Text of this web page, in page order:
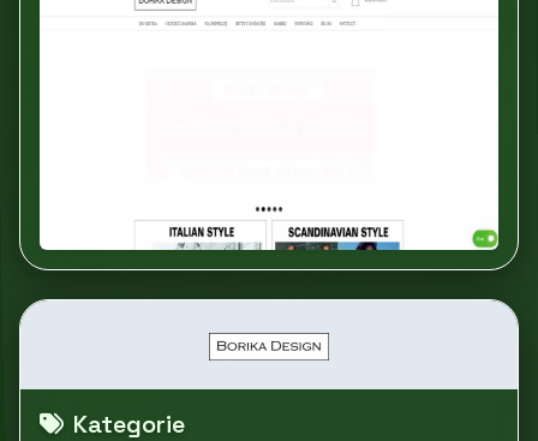
Kategorie